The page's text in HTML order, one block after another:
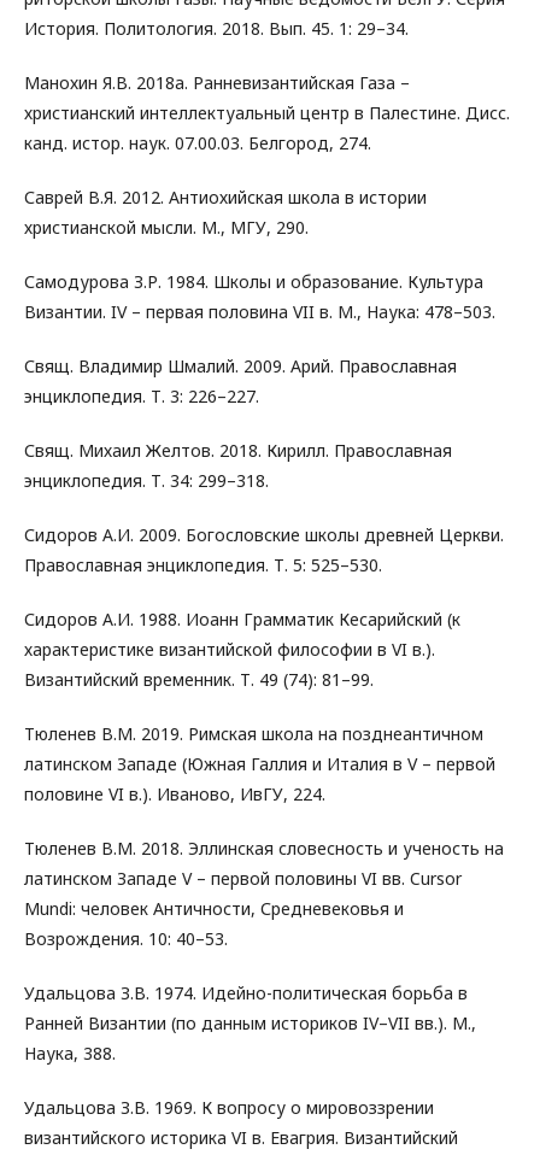
История. Политология. 2018. Вып. 45. 1: 29–34.
Манохин Я.В. 2018а. Ранневизантийская Газа –
христианский интеллектуальный центр в Палестине. Дисс.
канд. истор. наук. 07.00.03. Белгород, 274.
Саврей В.Я. 2012. Антиохийская школа в истории
христианской мысли. М., МГУ, 290.
Самодурова З.Р. 1984. Школы и образование. Культура
Византии. IV – первая половина VII в. М., Наука: 478–503.
Свящ. Владимир Шмалий. 2009. Арий. Православная
энциклопедия. Т. 3: 226–227.
Свящ. Михаил Желтов. 2018. Кирилл. Православная
энциклопедия. Т. 34: 299–318.
Сидоров А.И. 2009. Богословские школы древней Церкви.
Православная энциклопедия. Т. 5: 525–530.
Сидоров А.И. 1988. Иоанн Грамматик Кесарийский (к
характеристике византийской философии в VI в.).
Византийский временник. Т. 49 (74): 81–99.
Тюленев В.М. 2019. Римская школа на позднеантичном
латинском Западе (Южная Галлия и Италия в V – первой
половине VI в.). Иваново, ИвГУ, 224.
Тюленев В.М. 2018. Эллинская словесность и ученость на
латинском Западе V – первой половины VI вв. Cursor
Mundi: человек Античности, Средневековья и
Возрождения. 10: 40–53.
Удальцова З.В. 1974. Идейно-политическая борьба в
Ранней Византии (по данным историков IV–VII вв.). М.,
Наука, 388.
Удальцова З.В. 1969. К вопросу о мировоззрении
византийского историка VI в. Евагрия. Византийский